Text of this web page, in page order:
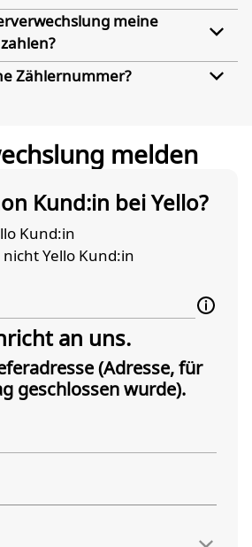
meine
Zählernummer?
melden
Kund:in bei Yello?
Kund:in
Yello Kund:in
an uns.
(Adresse, für
geschlossen wurde).